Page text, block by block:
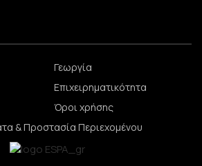
Γεωργία
Επιχειρηματικότητα
Όροι χρήσης
& Προστασία Περιεχομένου